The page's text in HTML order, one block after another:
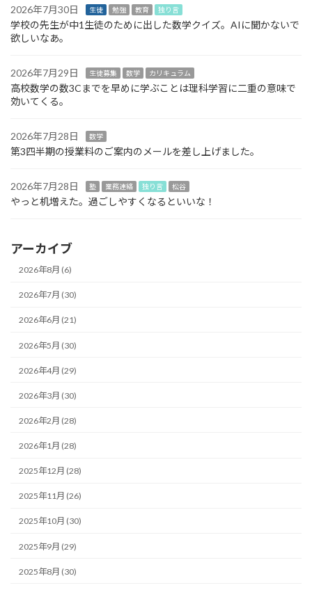
2026年7月30日 生徒 勉強 教育 独り言
学校の先生が中1生徒のために出した数学クイズ。AIに聞かないで
欲しいなあ。
2026年7月29日 生徒募集 数学 カリキュラム
高校数学の数3Cまでを早めに学ぶことは理科学習に二重の意味で
効いてくる。
2026年7月28日 数学
第3四半期の授業料のご案内のメールを差し上げました。
2026年7月28日 塾 業務連絡 独り言 松谷
やっと机増えた。過ごしやすくなるといいな！
アーカイブ
2026年8月 (6)
2026年7月 (30)
2026年6月 (21)
2026年5月 (30)
2026年4月 (29)
2026年3月 (30)
2026年2月 (28)
2026年1月 (28)
2025年12月 (28)
2025年11月 (26)
2025年10月 (30)
2025年9月 (29)
2025年8月 (30)